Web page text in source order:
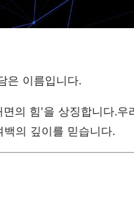
은 이름입니다.
의 힘'을 상징합니다.우
의 깊이를 믿습니다.